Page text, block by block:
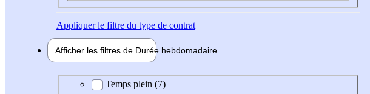
Appliquerle filtre du type de contrat
Afficher les filtres de Durée hebdomadaire
Durée hebdomadaire
Temps plein (7)